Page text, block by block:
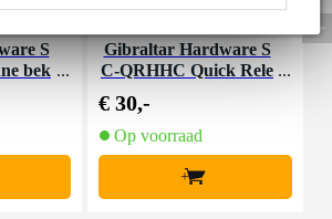
S
bek
Gibraltar Hardware S
C-QRHHC Quick Rele
€ 30,-
Op voorraad
+